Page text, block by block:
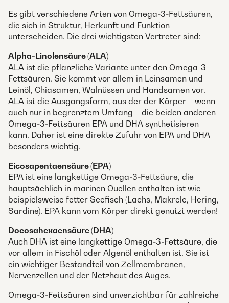
Es gibt verschiedene Arten von Omega-3-Fettsäuren,
die sich in Struktur, Herkunft und Funktion
unterscheiden. Die drei wichtigsten Vertreter sind:
Alpha-Linolensäure (ALA)
ALA ist die pflanzliche Variante unter den Omega-3-
Fettsäuren. Sie kommt vor allem in Leinsamen und
Leinöl, Chiasamen, Walnüssen und Handsamen vor.
ALA ist die Ausgangsform, aus der der Körper – wenn
auch nur in begrenztem Umfang – die beiden anderen
Omega-3-Fettsäuren EPA und DHA synthetisieren
kann. Daher ist eine direkte Zufuhr von EPA und DHA
besonders wichtig.
Eicosapentaensäure (EPA)
EPA ist eine langkettige Omega-3-Fettsäure, die
hauptsächlich in marinen Quellen enthalten ist wie
beispielsweise fetter Seefisch (Lachs, Makrele, Hering,
Sardine). EPA kann vom Körper direkt genutzt werden!
Docosahexaensäure (DHA)
Auch DHA ist eine langkettige Omega-3-Fettsäure, die
vor allem in Fischöl oder Algenöl enthalten ist. Sie ist
ein wichtiger Bestandteil von Zellmembranen,
Nervenzellen und der Netzhaut des Auges.
Omega-3-Fettsäuren sind unverzichtbar für zahlreiche